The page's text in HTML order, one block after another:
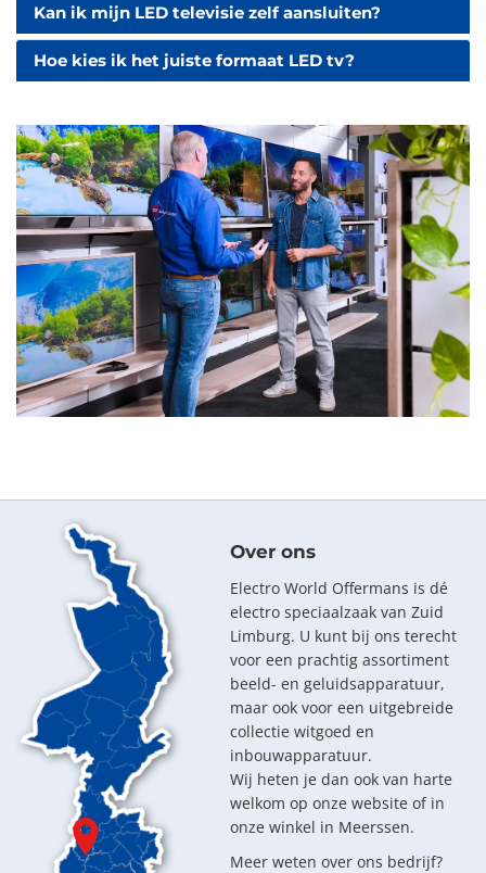
Kan ik mijn LED televisie zelf aansluiten?
Hoe kies ik het juiste formaat LED tv?
Over ons
Electro World Offermans is dé
electro speciaalzaak van Zuid
Limburg. U kunt bij ons terecht
voor een prachtig assortiment
beeld- en geluidsapparatuur,
maar ook voor een uitgebreide
collectie witgoed en
inbouwapparatuur.
Wij heten je dan ook van harte
welkom op onze website of in
onze winkel in Meerssen.
Meer weten over ons bedrijf?